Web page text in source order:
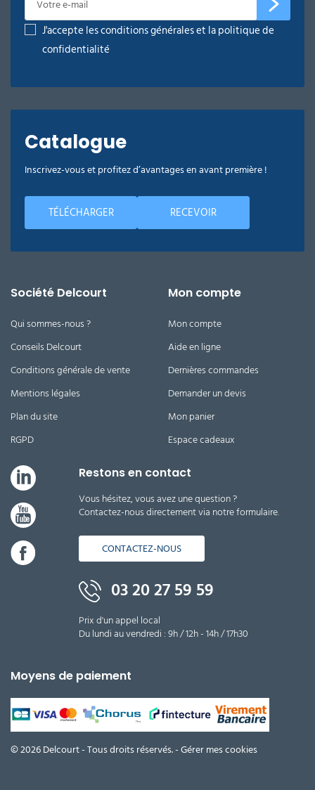
J'accepte les conditions générales et la politique de
confidentialité
Catalogue
Inscrivez-vous et profitez d’avantages en avant première !
TÉLÉCHARGER RECEVOIR
Société Delcourt
Qui sommes-nous ?
Conseils Delcourt
Conditions générale de vente
Mentions légales
Plan du site
RGPD
Mon compte
Mon compte
Aide en ligne
Dernières commandes
Demander un devis
Mon panier
Espace cadeaux
Restons en contact
Vous hésitez, vous avez une question ?
Contactez-nous directement via notre formulaire.
CONTACTEZ-NOUS
03 20 27 59 59
Prix d'un appel local
Du lundi au vendredi : 9h / 12h - 14h / 17h30
Moyens de paiement
© 2026 Delcourt - Tous droits réservés. -Gérer mes cookies